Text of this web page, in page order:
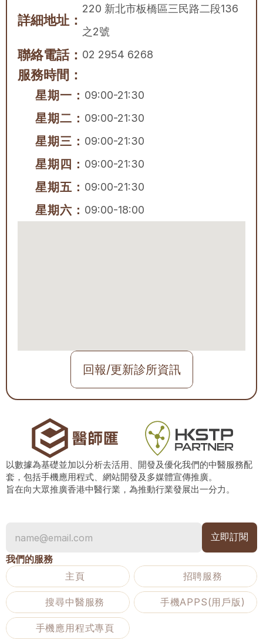
詳細地址：
220 新北市板橋區三民路二段136
之2號
聯絡電話： 02 2954 6268
服務時間：
星期一： 09:00-21:30
星期二： 09:00-21:30
星期三： 09:00-21:30
星期四： 09:00-21:30
星期五： 09:00-21:30
星期六： 09:00-18:00
回報/更新診所資訊
以數據為基礎並加以分析去活用、開發及優化我們的中醫服務配
套，包括手機應用程式、網站開發及多媒體宣傳推廣。
旨在向大眾推廣香港中醫行業，為推動行業發展出一分力。
我們的服務
主頁
招聘服務
搜尋中醫服務 手機APPS(用戶版)
手機應用程式專頁